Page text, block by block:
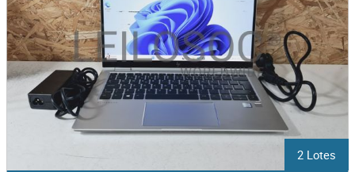
2 Lotes